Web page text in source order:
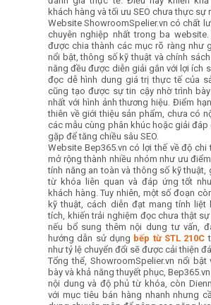
khách hàng và tối ưu SEO chưa thực sự
Website ShowroomSpelier.vn có chất
chuyên nghiệp nhất trong ba website.
được chia thành các mục rõ ràng như
nổi bật, thông số kỹ thuật và chính
năng đều được diễn giải gắn với lợi ích
đọc dễ hình dung giá trị thực tế của
cũng tạo được sự tin cậy nhờ trình
nhất với hình ảnh thương hiệu. Điểm
thiên về giới thiệu sản phẩm, chưa có
các mẫu cùng phân khúc hoặc giải đáp
gặp để tăng chiều sâu SEO.
Website Bep365.vn có lợi thế về độ
mở rộng thành nhiều nhóm như ưu
tính năng an toàn và thông số kỹ thuật,
từ khóa liên quan và đáp ứng tốt
khách hàng. Tuy nhiên, một số đoạn
kỹ thuật, cách diễn đạt mang tính liệt
tích, khiến trải nghiệm đọc chưa thật
nếu bổ sung thêm nội dung tư vấn,
hướng dẫn sử dụng bếp từ STL 210C
như tỷ lệ chuyển đổi sẽ được cải thiện
Tổng thể, ShowroomSpelier.vn nổi
bày và khả năng thuyết phục,
nội dung và độ phủ từ khóa, còn
với mục tiêu bán hàng nhanh nhưng